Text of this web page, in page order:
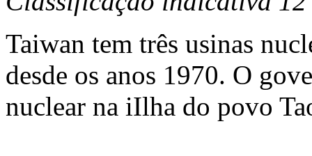
Taiwan tem três usinas
desde os anos 1970. O
nuclear na iIlha do povo